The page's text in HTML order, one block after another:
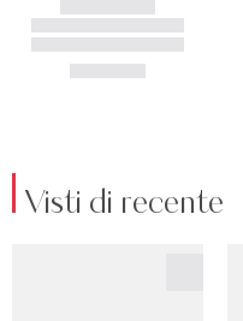
Visti di recente